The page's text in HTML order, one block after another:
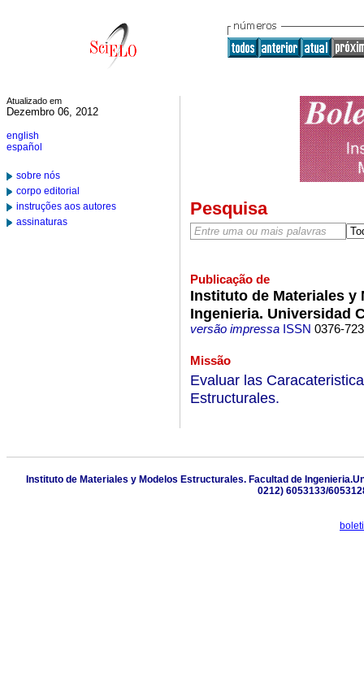
Atualizado em
Dezembro 06, 2012
english
español
sobre nós
corpo editorial
instruções aos autores
assinaturas
Pesquisa
Publicação de
Instituto de Materiales y
Ingenieria. Universidad
versão impressaISSN 0376-
Missão
Evaluar las
Estructurales.
Instituto de Materiales y Modelos Estructurales. Facultad de
0212) 6053133/